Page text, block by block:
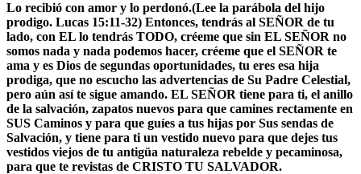
Lo recibió con amor y lo perdonó.(Lee la parábola del hijo
prodigo. Lucas 15:11-32) Entonces, tendrás al SEÑOR de tu
lado, con EL lo tendrás TODO, créeme que sin EL SEÑOR no
somos nada y nada podemos hacer, créeme que el SEÑOR te
ama y es Dios de segundas oportunidades, tu eres esa hija
prodiga, que no escucho las advertencias de Su Padre Celestial,
pero aún así te sigue amando. EL SEÑOR tiene para ti, el anillo
de la salvación, zapatos nuevos para que camines rectamente en
SUS Caminos y para que guíes a tus hijas por Sus sendas de
Salvación, y tiene para ti un vestido nuevo para que dejes tus
vestidos viejos de tu antigüa naturaleza rebelde y pecaminosa,
para que te revistas de CRISTO TU SALVADOR.